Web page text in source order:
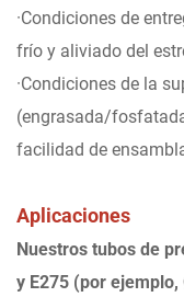
·Condiciones de
frío y aliviado del
·Condiciones de la
(engrasada/
facilidad de
Aplicaciones
Nuestros tubos de
y E275 (por